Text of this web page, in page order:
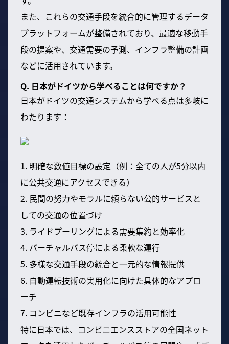
また、これらの交通手段を統合的に管理するデータ
プラットフォームが整備されており、最適な移動手
段の提案や、交通需要の予測、インフラ整備の計画
などに活用されています。
Q. 日本がドイツから学べることは何ですか？
日本がドイツの交通システムから学べる点は多岐に
わたります：
1. 明確な数値目標の設定（例：全ての人が5分以内
に公共交通にアクセスできる）
2. 民間の努力やモラルに頼らない公的サービスと
しての交通の位置づけ
3. ライドプーリングによる需要集約と効率化
4. バーチャルバス停による柔軟な運行
5. 多様な交通手段の統合と一元的な情報提供
6. 自動運転技術の実用化に向けた具体的なアプロ
ーチ
7. コンビニなど既存インフラの活用可能性
特に日本では、コンビニエンスストアの全国ネット